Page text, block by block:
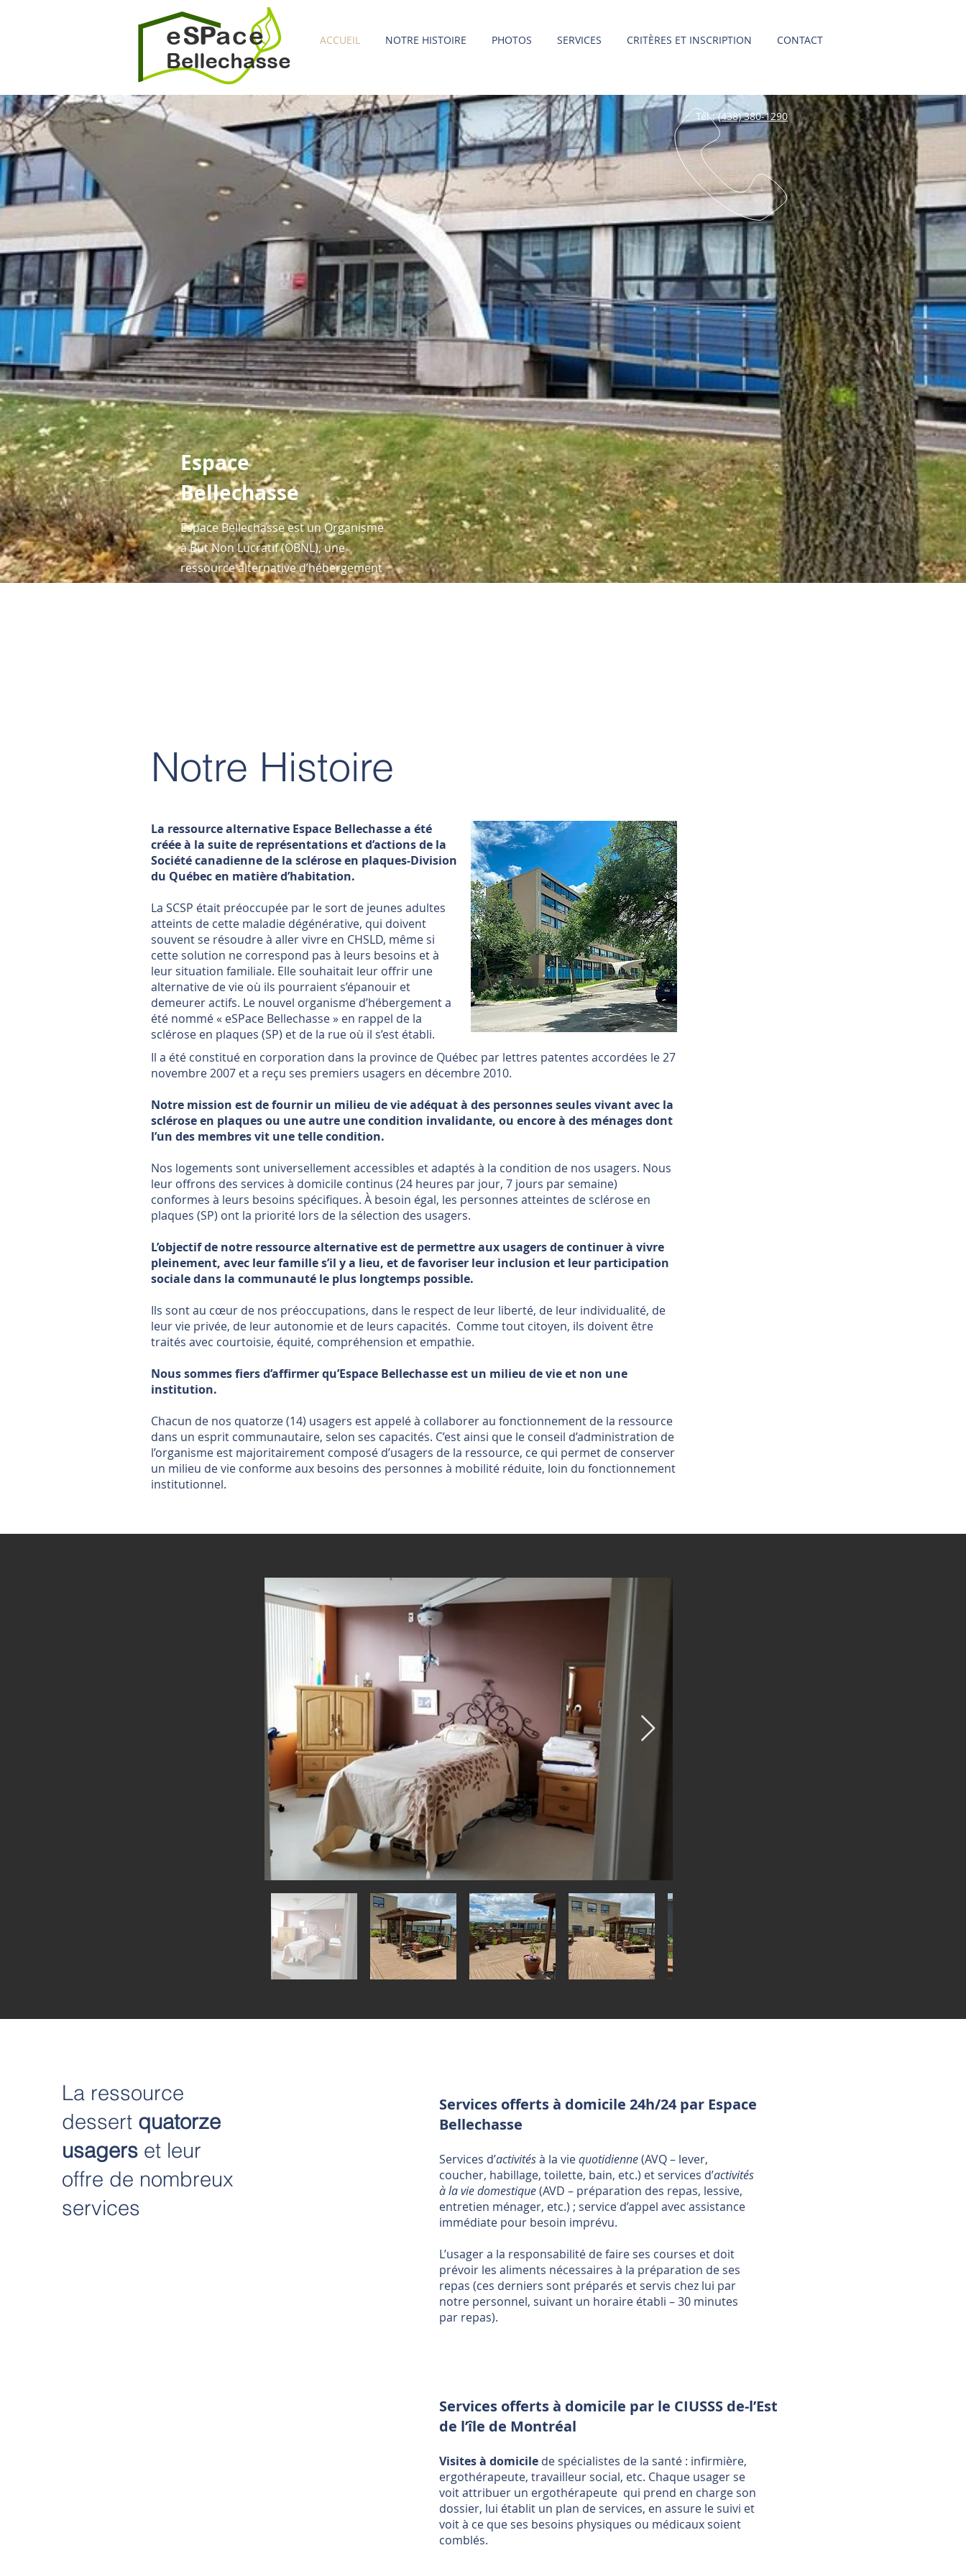
ACCUEIL NOTRE HISTOIRE PHOTOS SERVICES CRITÈRES ET INSCRIPTION CONTACT
Espace
Bellechasse
Espace Bellechasse est un Organisme
à But Non Lucratif (OBNL), une
ressource alternative d’hébergement
pour personnes à mobilité réduite
Tél :(438) 380-1290
Notre Histoire
La ressource alternative Espace Bellechasse a été
créée à la suite de représentations et d’actions de la
Société canadienne de la sclérose en plaques-Division
du Québec en matière d’habitation.
La SCSP était préoccupée par le sort de jeunes adultes
atteints de cette maladie dégénérative, qui doivent
souvent se résoudre à aller vivre en CHSLD, même si
cette solution ne correspond pas à leurs besoins et à
leur situation familiale. Elle souhaitait leur offrir une
alternative de vie où ils pourraient s’épanouir et
demeurer actifs. Le nouvel organisme d’hébergement a
été nommé « eSPace Bellechasse » en rappel de la
sclérose en plaques (SP) et de la rue où il s’est établi.
Il a été constitué en corporation dans la province de Québec par lettres patentes accordées le 27
novembre 2007 et a reçu ses premiers usagers en décembre 2010.
Notre mission est de fournir un milieu de vie adéquat à des personnes seules vivant avec la
sclérose en plaques ou une autre une condition invalidante, ou encore à des ménages dont
l’un des membres vit une telle condition.
Nos logements sont universellement accessibles et adaptés à la condition de nos usagers. Nous
leur offrons des services à domicile continus (24 heures par jour, 7 jours par semaine)
conformes à leurs besoins spécifiques. À besoin égal, les personnes atteintes de sclérose en
plaques (SP) ont la priorité lors de la sélection des usagers.
L’objectif de notre ressource alternative est de permettre aux usagers de continuer à vivre
pleinement, avec leur famille s’il y a lieu, et de favoriser leur inclusion et leur participation
sociale dans la communauté le plus longtemps possible.
Ils sont au cœur de nos préoccupations, dans le respect de leur liberté, de leur individualité, de
leur vie privée, de leur autonomie et de leurs capacités. Comme tout citoyen, ils doivent être
traités avec courtoisie, équité, compréhension et empathie.
Nous sommes fiers d’affirmer qu’Espace Bellechasse est un milieu de vie et non une
institution.
Chacun de nos quatorze (14) usagers est appelé à collaborer au fonctionnement de la ressource
dans un esprit communautaire, selon ses capacités. C’est ainsi que le conseil d’administration de
l’organisme est majoritairement composé d’usagers de la ressource, ce qui permet de conserver
un milieu de vie conforme aux besoins des personnes à mobilité réduite, loin du fonctionnement
institutionnel.
La ressource
dessert quatorze
usagerset leur
offre de nombreux
services
Services offerts à domicile 24h/24 par Espace
Bellechasse
Services d’activitésà la viequotidienne(AVQ – lever,
coucher, habillage, toilette, bain, etc.) et services d’activités
à la vie domestique(AVD – préparation des repas, lessive,
entretien ménager, etc.) ; service d’appel avec assistance
immédiate pour besoin imprévu.
L’usager a la responsabilité de faire ses courses et doit
prévoir les aliments nécessaires à la préparation de ses
repas (ces derniers sont préparés et servis chez lui par
notre personnel, suivant un horaire établi – 30 minutes
par repas).
Services offerts à domicile par le CIUSSS de-l’Est
de l’île de Montréal
Visites à domicile de spécialistes de la santé : infirmière,
ergothérapeute, travailleur social, etc. Chaque usager se
voit attribuer un ergothérapeute qui prend en charge son
dossier, lui établit un plan de services, en assure le suivi et
voit à ce que ses besoins physiques ou médicaux soient
comblés.